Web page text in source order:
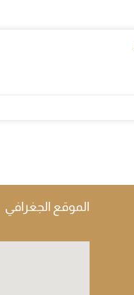
الموقع الجغرافي